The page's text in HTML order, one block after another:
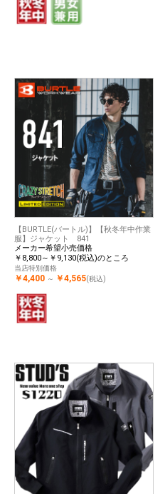
【BURTLE(バートル)】【秋冬年中作業
服】ジャケット 841
メーカー希望小売価格
￥8,800～￥9,130(税込)のところ
当店特別価格
￥4,400 ～ ￥4,565(税込)